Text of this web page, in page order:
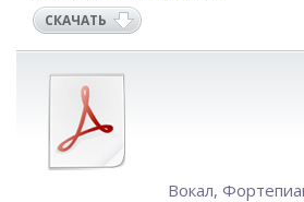
СКАЧАТЬ
Вокал,